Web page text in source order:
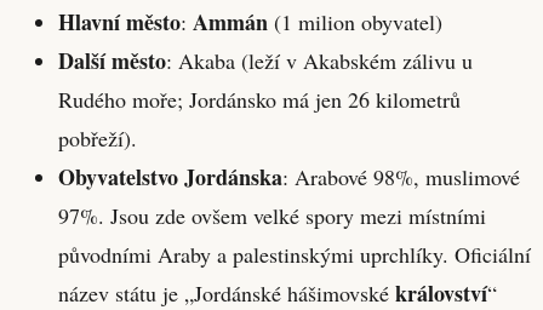
Hlavní město: Ammán (1 milion obyvatel)
Další město: Akaba (leží v Akabském zálivu u
Rudého moře; Jordánsko má jen 26 kilometrů
pobřeží).
Obyvatelstvo Jordánska: Arabové 98%, muslimové
97%. Jsou zde ovšem velké spory mezi místními
původními Araby a palestinskými uprchlíky. Oficiální
název státu je „Jordánské hášimovské království“